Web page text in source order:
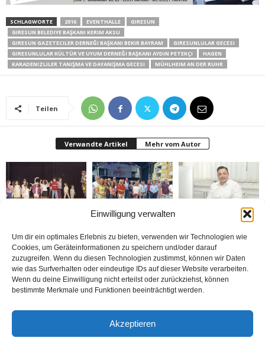
Einwilligung verwalten
Um dir ein optimales Erlebnis zu bieten, verwenden wir Technologien wie
Cookies, um Geräteinformationen zu speichern und/oder darauf
zuzugreifen. Wenn du diesen Technologien zustimmst, können wir Daten
wie das Surfverhalten oder eindeutige IDs auf dieser Website verarbeiten.
Wenn du deine Einwilligung nicht erteilst oder zurückziehst, können
bestimmte Merkmale und Funktionen beeinträchtigt werden.
Akzeptieren
SCHLAGWORTE 2016 EVENTHALLE
GIRESUN
GIRESUN BELEDIYE BAŞKANI KERIM AKSU
GIRESUN GAZETECILER DERNEĞI BAŞKANI BEKIR BAYRAM
GIRESUNLULAR GECESI
GIRESUNLULAR KÜLTÜR VE UYUM DERNEĞI BAŞKANI AYDIN PETEKÇI
HAGEN
KARADENIZLILER TANIŞMA VE DAYANIŞMA GECESI
MÜHLHEIM AN DER RUHR
Teilen
Verwandte Artikel Mehr vom Autor
Festivali yapıldı
Yabancılar Haftası
donduruldu
Wiedenbrück’e açtı
Bakım Sigortası
Danışmanlığı Yapıyoruz
sistemi ile çalışıyor